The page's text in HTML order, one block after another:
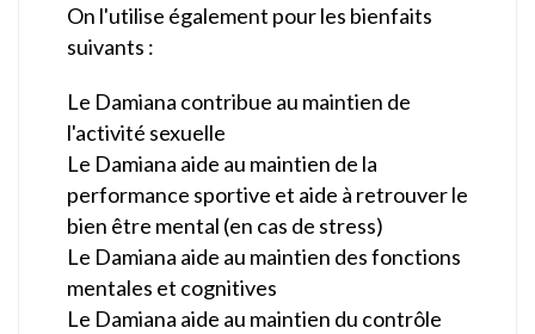
On l'utilise également pour les bienfaits
suivants :
Le Damiana contribue au maintien de
l'activité sexuelle
Le Damiana aide au maintien de la
performance sportive et aide à retrouver le
bien être mental (en cas de stress)
Le Damiana aide au maintien des fonctions
mentales et cognitives
Le Damiana aide au maintien du contrôle